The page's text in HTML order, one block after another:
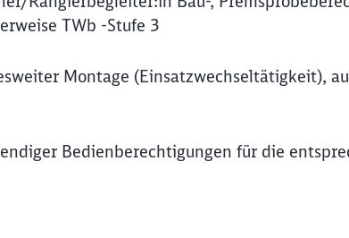
TWb -Stufe 3
Montage (Einsatzwechseltätigkeit),
Bedienberechtigungen für die